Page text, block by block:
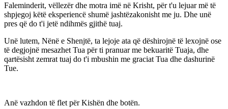
Faleminderit, vëllezër dhe motra imë në Krisht, për t'u lejuar më të
shpjegoj këtë eksperiencë shumë jashtëzakonisht me ju. Dhe unë
pres që do t'i jetë ndihmës gjithë tuaj.
Unë lutem, Nënë e Shenjtë, ta lejoje ata që dëshirojnë të lexojnë ose
të degjojnë mesazhet Tua për ti pranuar me bekuaritë Tuaja, dhe
qartësisht zemrat tuaj do t'i mbushin me graciat Tua dhe dashurinë
Tue.
Anë vazhdon të flet për Kishën dhe botën.